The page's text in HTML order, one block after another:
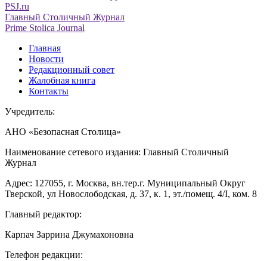
PSJ.ru
Главный Столичный Журнал
Prime Stolica Journal
Главная
Новости
Редакционный совет
Жалобная книга
Контакты
Учредитель:
АНО «Безопасная Столица»
Наименование сетевого издания: Главный Столичный
Журнал
Адрес: 127055, г. Москва, вн.тер.г. Муниципальный Округ
Тверской, ул Новослободская, д. 37, к. 1, эт./помещ. 4/I, ком. 8
Главный редактор:
Карпач Заррина Джумахоновна
Телефон редакции: